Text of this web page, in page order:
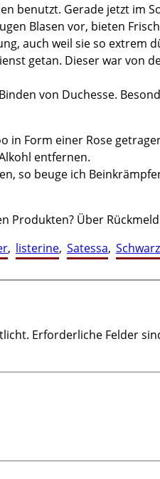
benutzt. Gerade jetzt im
Blasen vor, bieten
auch weil sie so extrem
getan. Dieser war von
von Duchesse.
in Form einer Rose
entfernen.
so beuge ich
Produkten? Über
, listerine, Satessa,
Erforderliche Felder